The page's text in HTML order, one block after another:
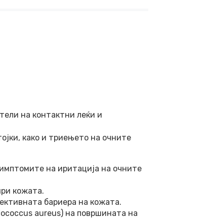
на контактни леќи и
како и триењето на очните
на иритација на очните
кожата.
бариера на кожата.
aureus) на површината на